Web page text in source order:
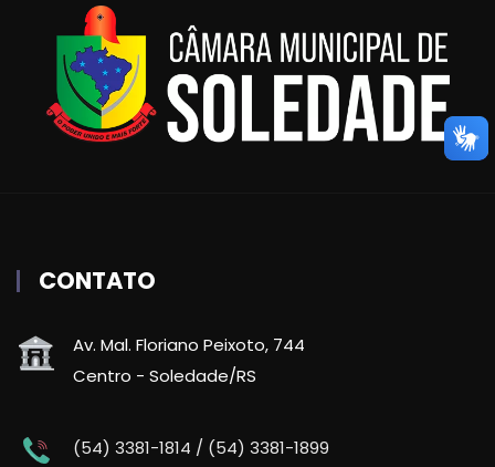
CONTATO
Av. Mal. Floriano Peixoto, 744
Centro - Soledade/RS
(54) 3381-1814 / (54) 3381-1899